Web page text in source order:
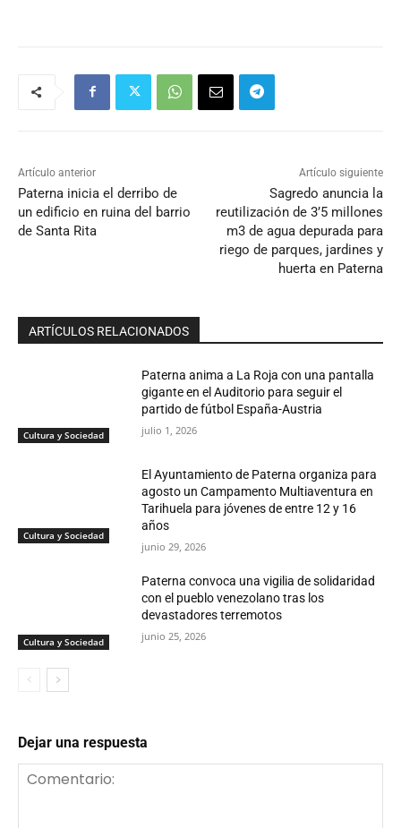
Artículo anterior
Paterna inicia el derribo de
un edificio en ruina del barrio
de Santa Rita
Artículo siguiente
Sagredo anuncia la
reutilización de 3’5 millones
m3 de agua depurada para
riego de parques, jardines y
huerta en Paterna
ARTÍCULOS RELACIONADOS
Cultura y Sociedad
Paterna anima a La Roja con una pantalla
gigante en el Auditorio para seguir el
partido de fútbol España-Austria
julio 1, 2026
Cultura y Sociedad
El Ayuntamiento de Paterna organiza para
agosto un Campamento Multiaventura en
Tarihuela para jóvenes de entre 12 y 16
años
junio 29, 2026
Cultura y Sociedad
Paterna convoca una vigilia de solidaridad
con el pueblo venezolano tras los
devastadores terremotos
junio 25, 2026
Dejar una respuesta